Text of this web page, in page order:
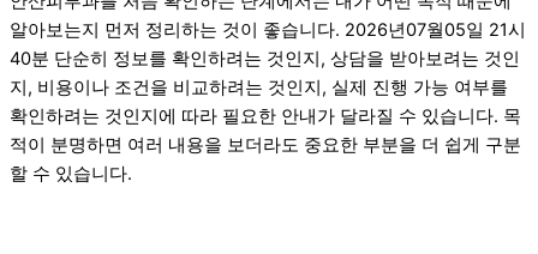
알아보는지 먼저 정리하는 것이 좋습니다. 2026년07월05일 21시
40분 단순히 정보를 확인하려는 것인지, 상담을 받아보려는 것인
지, 비용이나 조건을 비교하려는 것인지, 실제 진행 가능 여부를
확인하려는 것인지에 따라 필요한 안내가 달라질 수 있습니다. 목
적이 분명하면 여러 내용을 보더라도 중요한 부분을 더 쉽게 구분
할 수 있습니다.